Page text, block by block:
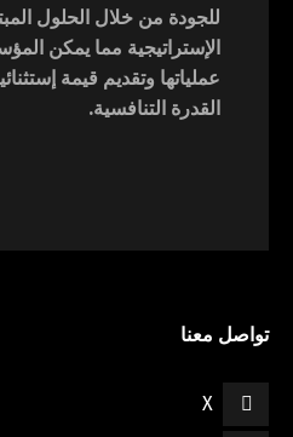
للجودة من خلال الحلول
الإستراتيجية مما يمكن
عملياتها وتقديم قيمة
القدرة التنافسية.
تواصل معنا
X